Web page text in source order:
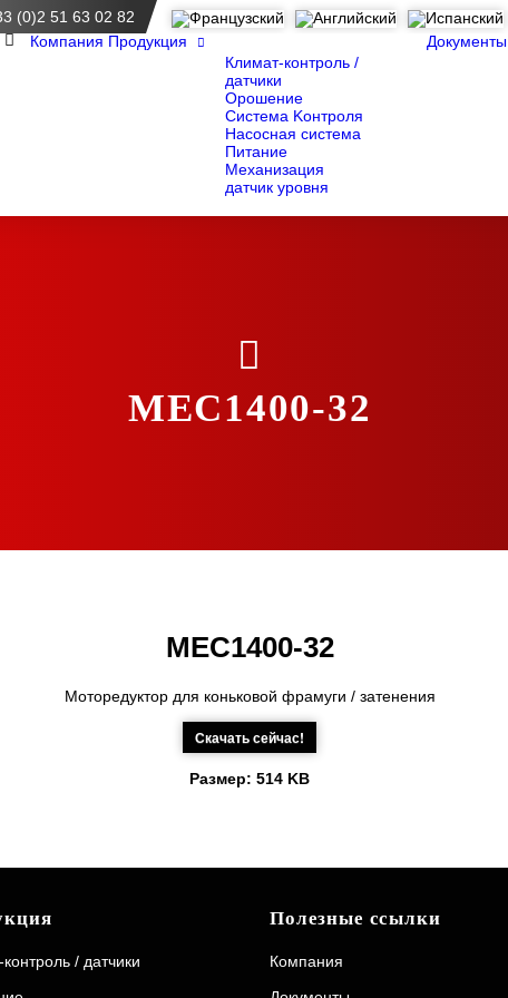
(0)2 51 63 02 82
приема
Компания Продукция
Климат-контроль /
датчики
Орошение
Система Kонтроля
Насосная система
Питание
Механизация
датчик уровня
Документы
MEC1400-32
MEC1400-32
Моторедуктор для коньковой фрамуги / затенения
Скачать сейчас!
Размер: 514 KB
/ датчики
Полезные ссылки
Компания